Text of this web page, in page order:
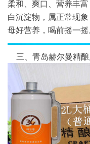
柔和、爽口、营养丰
白沉淀物，属正常现
母好营养，喝前摇一摇
三、青岛赫尔曼精